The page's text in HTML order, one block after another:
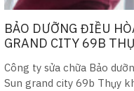
BẢO DƯỠNG ĐIỀU
GRAND CITY 69B
Công ty sửa chữa Bảo
Sun grand city 69b Thụy